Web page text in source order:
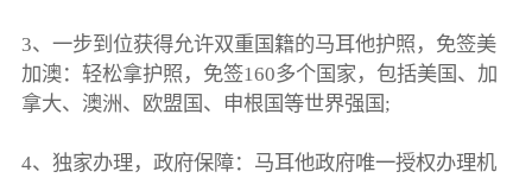
3、一步到位获得允许双重国籍的马耳他护照，免签美
加澳：轻松拿护照，免签160多个国家，包括美国、加
拿大、澳洲、欧盟国、申根国等世界强国;
4、独家办理，政府保障：马耳他政府唯一授权办理机